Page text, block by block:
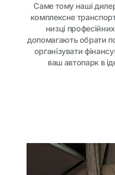
Саме тому наші
комплексне
низці
допомагають обрати
організувати
ваш автопарк в